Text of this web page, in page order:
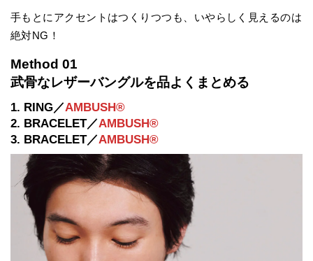
手もとにアクセントはつくりつつも、いやらしく見えるのは
絶対NG！
Method 01
武骨なレザーバングルを品よくまとめる
1. RING／AMBUSH®
2. BRACELET／AMBUSH®
3. BRACELET／AMBUSH®